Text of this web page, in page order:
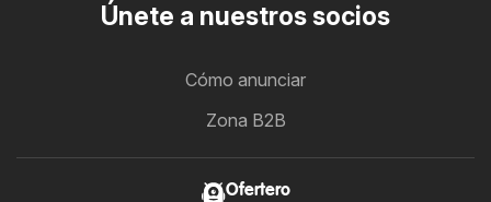
Únete a nuestros socios
Cómo anunciar
Zona B2B
Ofertero